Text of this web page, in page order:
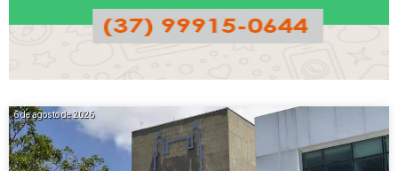
6 de agosto de 2026